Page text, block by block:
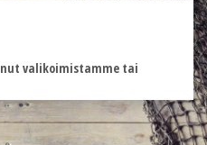
valikoimistamme tai